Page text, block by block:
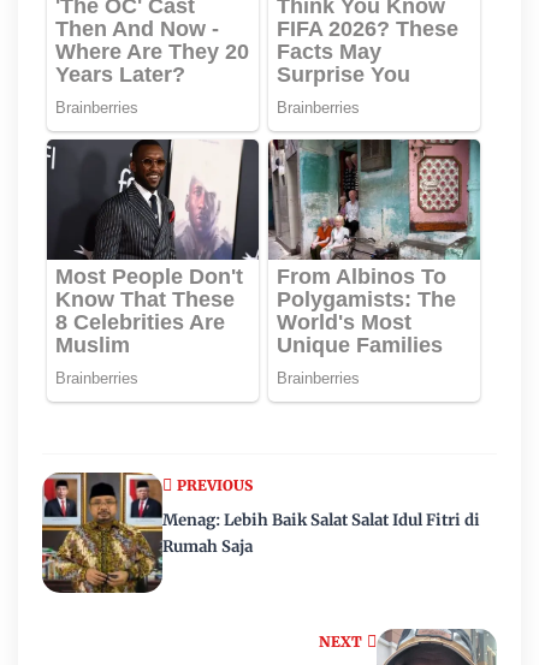
NEXT
PREVIOUS
Menag: Lebih Baik Salat Salat Idul Fitri di
Rumah Saja